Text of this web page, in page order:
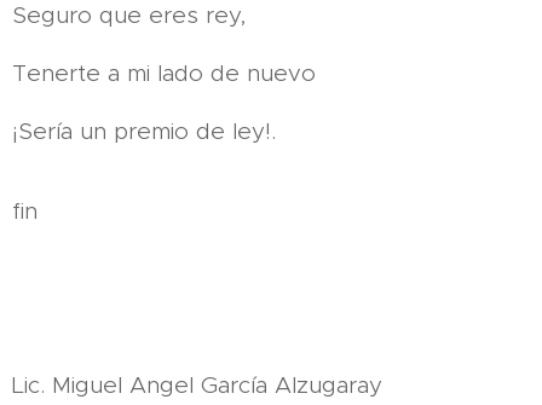
Seguro que eres rey,
Tenerte a mi lado de nuevo
¡Sería un premio de ley!.
fin
Lic. Miguel Angel García Alzugaray